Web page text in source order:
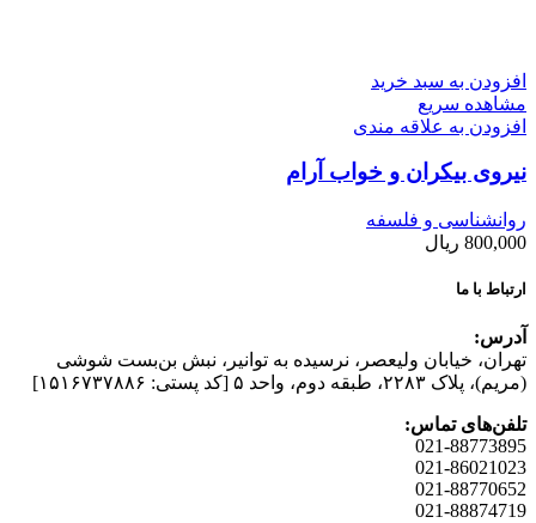
افزودن به سبد خرید
مشاهده سریع
افزودن به علاقه مندی
نیروی بیکران و خواب آرام
روانشناسی و فلسفه
800,000 ریال
ارتباط با ما
آدرس:
تهران، خیابان وليعصر، نرسيده به توانير، نبش بن‌بست شوشی
(مريم)، پلاک ۲۲۸۳، طبقه دوم، واحد ۵ [کد پستی: ۱۵۱۶۷۳۷۸۸۶]
تلفن‌های تماس:
021-88773895
021-86021023
021-88770652
021-88874719